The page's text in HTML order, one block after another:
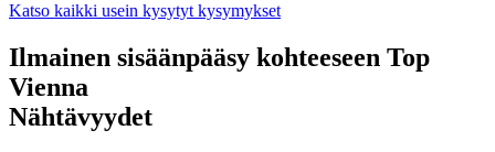
Katso kaikki usein kysytyt kysymykset
Ilmainen sisäänpääsy kohteeseen Top
Vienna
Nähtävyydet